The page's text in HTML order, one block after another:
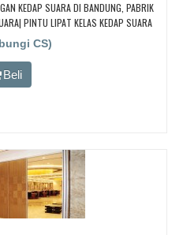
KEDAP SUARA DI BANDUNG, PABRIK
PINTU LIPAT KELAS KEDAP SUARA
CS)
Beli